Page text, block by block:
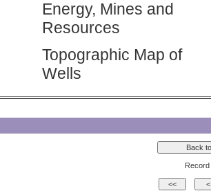
Energy, Mines and
Resources
Topographic Map of
Wells